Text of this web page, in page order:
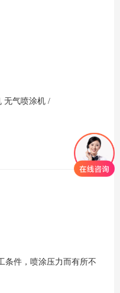
无气喷涂机 /
条件，喷涂压力而有所不